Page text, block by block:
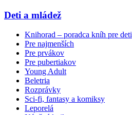
Deti a mládež
Knihorad – poradca kníh pre deti
Pre najmenších
Pre prvákov
Pre pubertiakov
Young Adult
Beletria
Rozprávky
Sci-fi, fantasy a komiksy
Leporelá